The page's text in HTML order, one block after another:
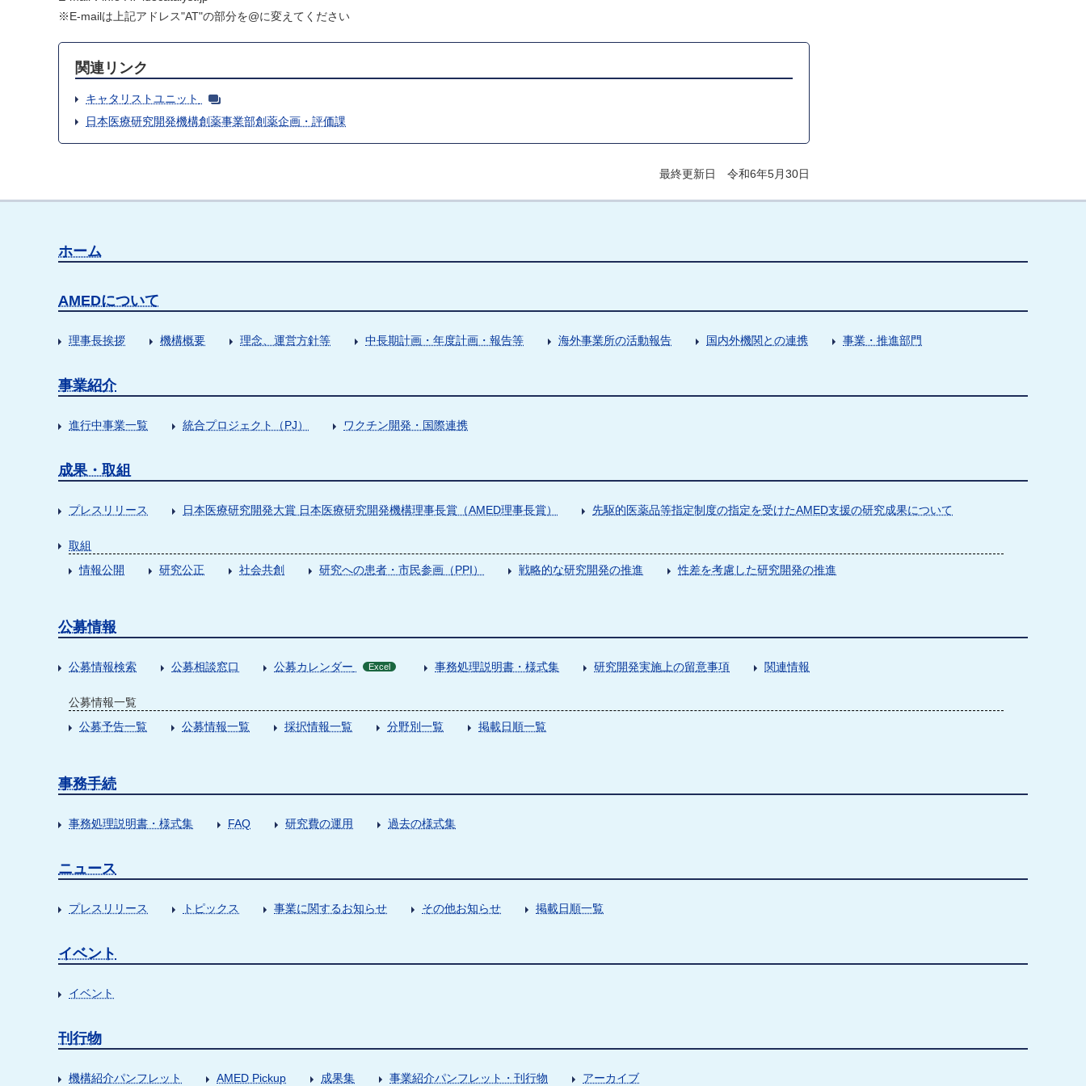
※E-mailは上記アドレス"AT"の部分を@に変えてください
関連リンク
キャタリストユニット
日本医療研究開発機構創薬事業部創薬企画・評価課
最終更新日 令和6年5月30日
ホーム
AMEDについて
理事長挨拶 機構概要 理念、運営方針等 中長期計画・年度計画・報告等 海外事業所の活動報告 国内外機関との連携 事業・推進部門
事業紹介
進行中事業一覧 統合プロジェクト（PJ） ワクチン開発・国際連携
成果・取組
プレスリリース 日本医療研究開発大賞 日本医療研究開発機構理事長賞（AMED理事長賞） 先駆的医薬品等指定制度の指定を受けたAMED支援の研究成果について
取組
情報公開
研究公正 社会共創 研究への患者・市民参画（PPI） 戦略的な研究開発の推進 性差を考慮した研究開発の推進
公募情報
公募情報検索 公募相談窓口 公募カレンダー Excel 事務処理説明書・様式集 研究開発実施上の留意事項 関連情報
公募情報一覧
公募予告一覧
公募情報一覧 採択情報一覧 分野別一覧 掲載日順一覧
事務手続
事務処理説明書・様式集 FAQ 研究費の運用 過去の様式集
ニュース
プレスリリース トピックス 事業に関するお知らせ その他お知らせ 掲載日順一覧
イベント
イベント
刊行物
機構紹介パンフレット AMED Pickup 成果集 事業紹介パンフレット・刊行物 アーカイブ